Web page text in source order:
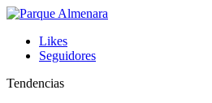
Likes
Seguidores
Tendencias